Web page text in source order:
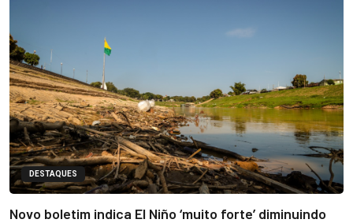
DESTAQUES
Novo boletim indica El Niño ‘muito forte’ diminuindo